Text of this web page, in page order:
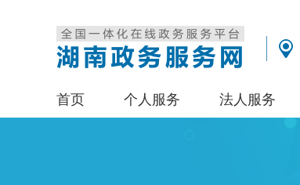
首页 个人服务 法人服务